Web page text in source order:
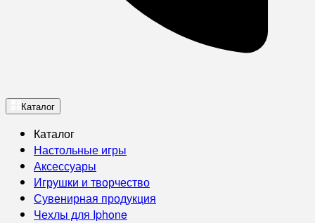
Каталог
Каталог
Настольные игры
Аксессуары
Игрушки и творчество
Сувенирная продукция
Чехлы для Iphone